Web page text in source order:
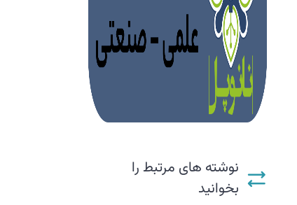
نوشته های مرتبط را
بخوانید